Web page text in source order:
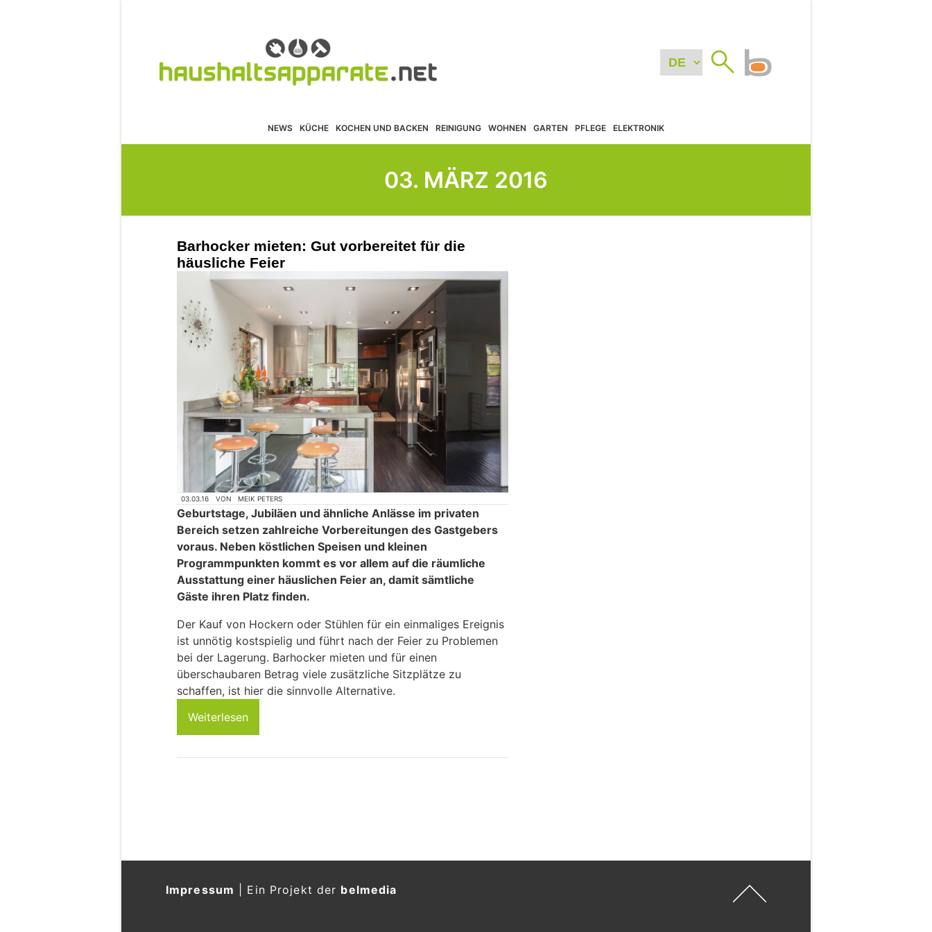
NEWS KÜCHE KOCHEN UND BACKEN REINIGUNG WOHNEN GARTEN PFLEGE ELEKTRONIK
03. MÄRZ 2016
Barhocker mieten: Gut vorbereitet für die
häusliche Feier
03.03.16 VON MEIK PETERS
Geburtstage, Jubiläen und ähnliche Anlässe im privaten
Bereich setzen zahlreiche Vorbereitungen des Gastgebers
voraus. Neben köstlichen Speisen und kleinen
Programmpunkten kommt es vor allem auf die räumliche
Ausstattung einer häuslichen Feier an, damit sämtliche
Gäste ihren Platz finden.
Der Kauf von Hockern oder Stühlen für ein einmaliges Ereignis
ist unnötig kostspielig und führt nach der Feier zu Problemen
bei der Lagerung. Barhocker mieten und für einen
überschaubaren Betrag viele zusätzliche Sitzplätze zu
schaffen, ist hier die sinnvolle Alternative.
Weiterlesen
Impressum Ein Projekt der belmedia